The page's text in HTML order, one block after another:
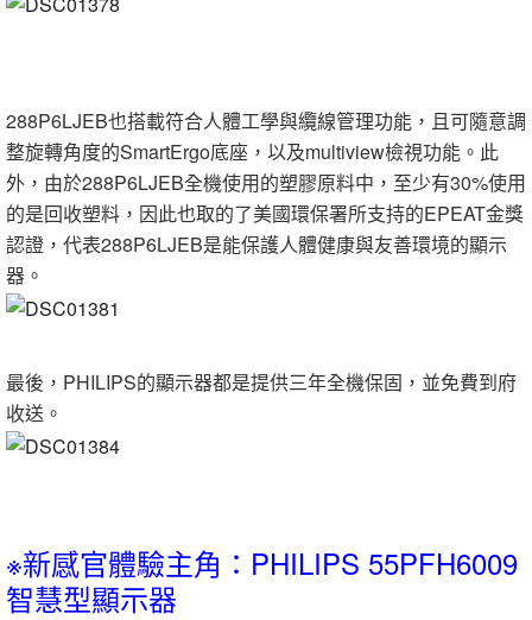
288P6LJEB也搭載符合人體工學與纜線管理功能，且可隨意調
整旋轉角度的SmartErgo底座，以及multiview檢視功能。此
外，由於288P6LJEB全機使用的塑膠原料中，至少有30%使用
的是回收塑料，因此也取的了美國環保署所支持的EPEAT金獎
認證，代表288P6LJEB是能保護人體健康與友善環境的顯示
器。
最後，PHILIPS的顯示器都是提供三年全機保固，並免費到府
收送。
※新感官體驗主角：PHILIPS 55PFH6009
智慧型顯示器